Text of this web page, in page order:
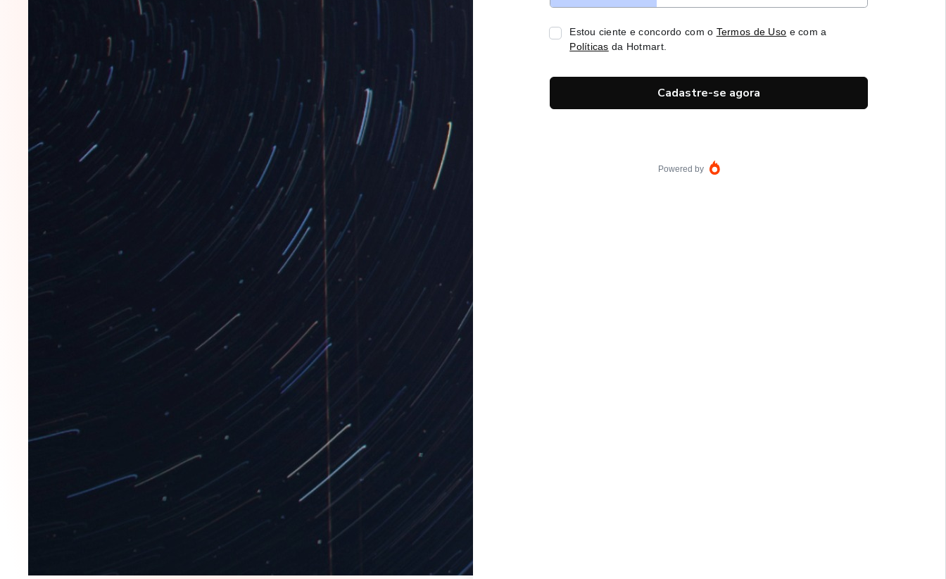
Estou ciente e concordo com o Termos de Uso e com a
Políticas da Hotmart.
Cadastre-se agora
Powered by